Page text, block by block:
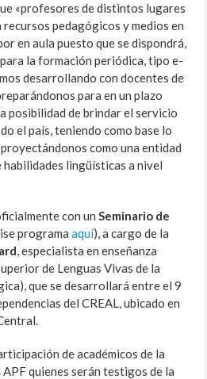
«profesores de distintos lugares
recursos pedagógicos y medios en
en aula puesto que se dispondrá,
la formación periódica, tipo e-
desarrollando con docentes de
para en un plazo
posibilidad de brindar el servicio
el país, teniendo como base lo
como una entidad
habilidades lingüísticas a nivel
con unSeminario de
programaaquí), a cargo de la
, especialista en enseñanza
de Lenguas Vivas de la
que se desarrollará entre el 9
del CREAL, ubicado en
de académicos de la
APF quienes serán testigos de la